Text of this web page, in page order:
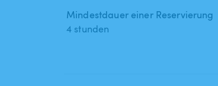
Mindestdauer einer Reservierung
4 stunden